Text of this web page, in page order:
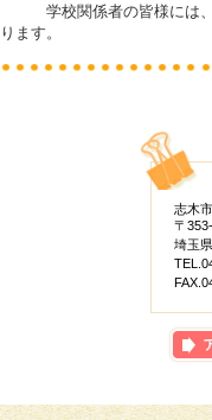
学校関係者の皆様には、
ります。
志木
〒
埼玉